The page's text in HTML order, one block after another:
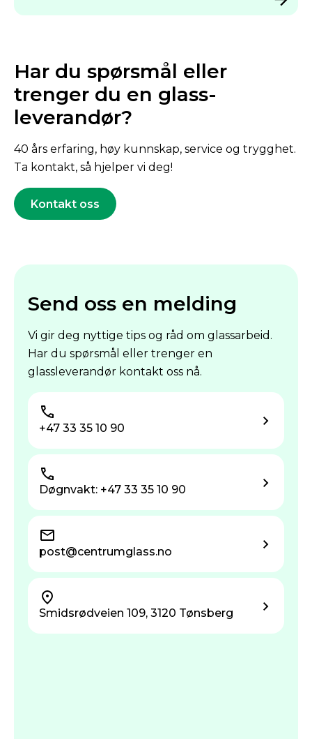
Har du spørsmål eller
trenger du en glass­
leverandør?
40 års erfaring, høy kunnskap, service og trygghet.
Ta kontakt, så hjelper vi deg!
Kontakt oss
Send oss en melding
Vi gir deg nyttige tips og råd om glassarbeid.
Har du spørsmål eller trenger en
glassleverandør kontakt oss nå.
+47 33 35 10 90
Døgnvakt: +47 33 35 10 90
post@centrum­glass.no
Smidsrødveien 109, 3120 Tønsberg